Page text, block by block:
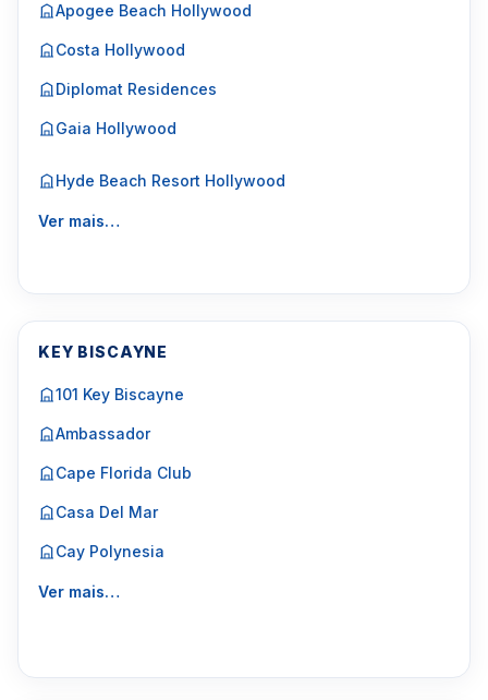
Apogee Beach Hollywood
Costa Hollywood
Diplomat Residences
Gaia Hollywood
Hyde Beach Resort Hollywood
Ver mais…
KEY BISCAYNE
101 Key Biscayne
Ambassador
Cape Florida Club
Casa Del Mar
Cay Polynesia
Ver mais…